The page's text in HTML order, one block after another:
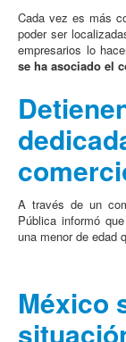
Cada vez es más
poder ser
empresarios lo
se ha asociado el
A través de un
Pública informó
una menor de edad
México